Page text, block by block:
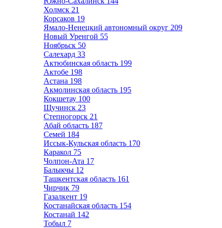
Холмск 21
Корсаков 19
Ямало-Ненецкий автономный округ 209
Новый Уренгой 55
Ноябрьск 50
Салехард 33
Актюбинская область 199
Актобе 198
Астана 198
Акмолинская область 195
Кокшетау 100
Щучинск 23
Степногорск 21
Абай область 187
Семей 184
Иссык-Кульская область 170
Каракол 75
Чолпон-Ата 17
Балыкчы 12
Ташкентская область 161
Чирчик 79
Газалкент 19
Костанайская область 154
Костанай 142
Тобыл 7